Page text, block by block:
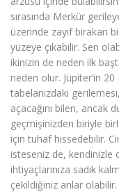
sırasında Merkür
üzerinde zayıf bırakan
yüzeye çıkabilir. Sen
ikinizin de neden ilk
neden olur. Jüpiter’in
tabelanızdaki
açacağını bilen, ancak
geçmişinizden biriyle
için tuhaf hissedebilir.
isteseniz de, kendinizle
ihtiyaçlarınıza sadık
çekildiğiniz anlar